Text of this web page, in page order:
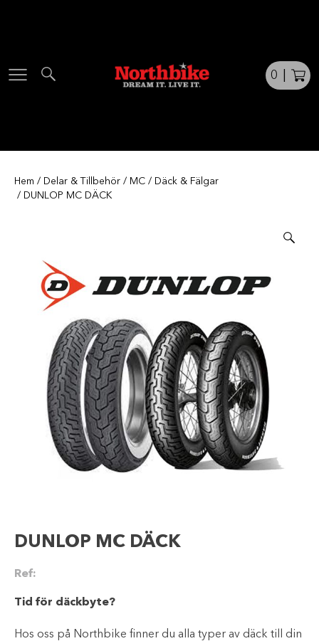
0
Hem / Delar & Tillbehör / MC / Däck & Fälgar
/ DUNLOP MC DÄCK
DUNLOP MC DÄCK
Ref:
Tid för däckbyte?
Hos oss på Northbike finner du alla typer av däck till din